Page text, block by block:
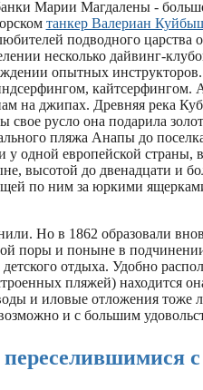
Марии Магдалены -
танкер Валериан
подводного царства
несколько дайвинг-
опытных
на джипах. Древняя река
русло она подарила
пляжа Анапы до
одной европейской страны,
высотой до двенадцати и
по ним за юркими
Но в 1862 образовали
поры и поныне в
отдыха. Удобно
пляжей) находится
и иловые отложения тоже
и с большим